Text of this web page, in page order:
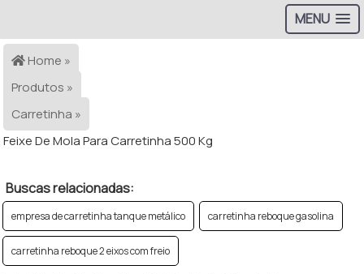
MENU
Home »
Produtos »
Carretinha »
Feixe De Mola Para Carretinha 500 Kg
Buscas relacionadas:
empresa de carretinha tanque metálico carretinha reboque gasolina
carretinha reboque 2 eixos com freio